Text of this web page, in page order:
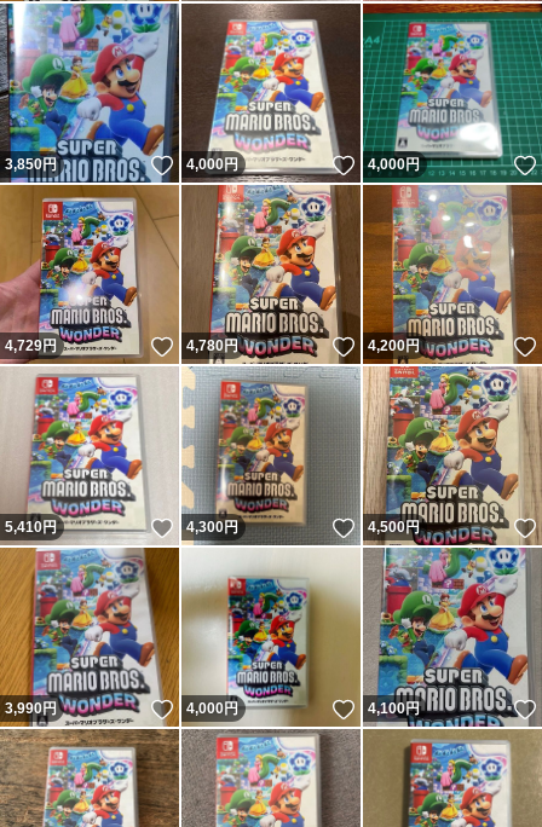
3,850円 いいね！
4,000円 いいね！
4,000円
4,729円 いいね！
4,780円 いいね！
4,200円
5,410円 いいね！
4,300円 いいね！
4,500円
3,990円 いいね！
4,000円 いいね！
4,100円